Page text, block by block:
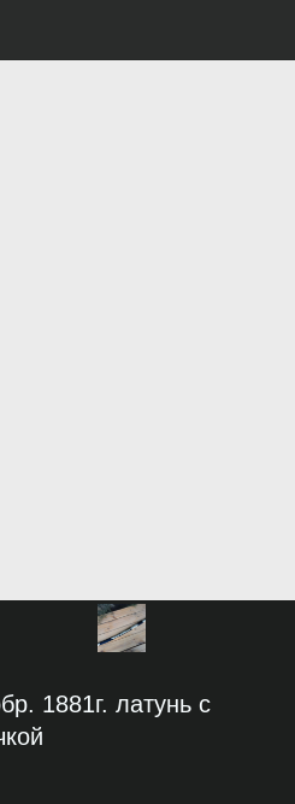
1881г. латунь с